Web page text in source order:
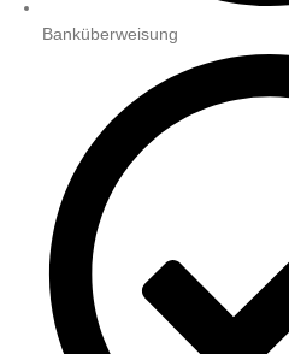
Banküberweisung